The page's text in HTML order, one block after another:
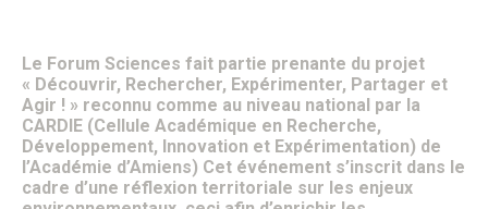
Où séjourner à Senlis ?
Office de tourisme
Vous êtes un nouvel habitant
Patrimoine & Histoire
Senlis, son histoire
Patrimoine architectural
Pays d’Art & d’Histoire
Les journées Européennes du Patrimoine
Le Forum Sciences fait partie prenante du projet
« Découvrir, Rechercher, Expérimenter, Partager et
Agir ! » reconnu comme au niveau national par la
CARDIE (Cellule Académique en Recherche,
Développement, Innovation et Expérimentation) de
l’Académie d’Amiens) Cet événement s’inscrit dans le
cadre d’une réflexion territoriale sur les enjeux